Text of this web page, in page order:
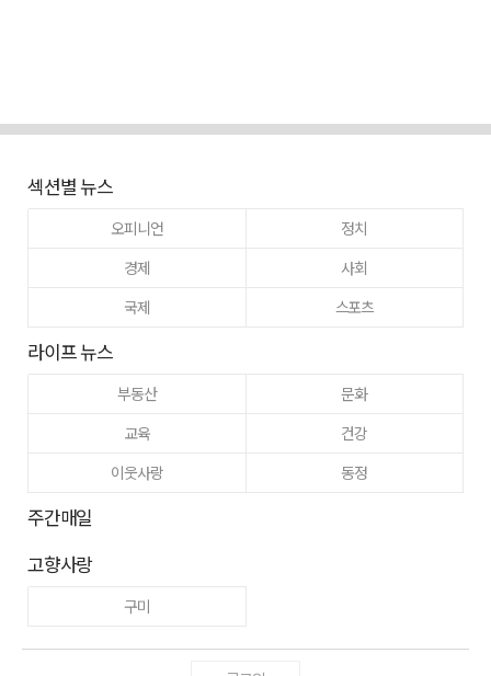
섹션별 뉴스
오피니언
정치
경제
사회
국제
스포츠
라이프 뉴스
부동산
문화
교육
건강
이웃사랑
동정
주간매일
고향사랑
구미